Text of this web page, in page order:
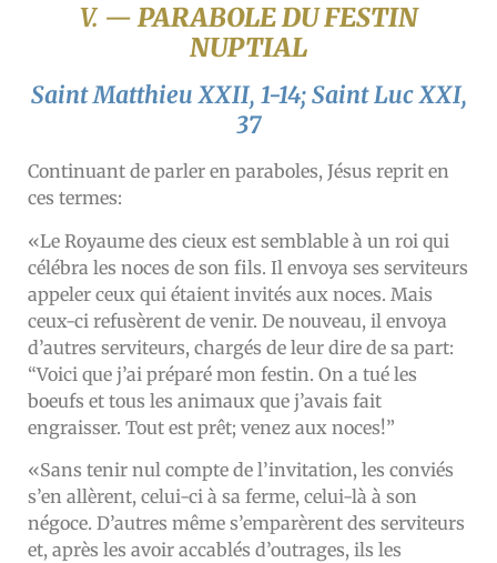
V. —PARABOLE DU FESTIN
NUPTIAL
Saint Matthieu XXII, 1-14; Saint Luc XXI,
37
Continuant de parler en paraboles, Jésus reprit en
ces termes:
«Le Royaume des cieux est semblable à un roi qui
célébra les noces de son fils. Il envoya ses serviteurs
appeler ceux qui étaient invités aux noces. Mais
ceux-ci refusèrent de venir. De nouveau, il envoya
d’autres serviteurs, chargés de leur dire de sa part:
“Voici que j’ai préparé mon festin. On a tué les
boeufs et tous les animaux que j’avais fait
engraisser. Tout est prêt; venez aux noces!”
«Sans tenir nul compte de l’invitation, les conviés
s’en allèrent, celui-ci à sa ferme, celui-là à son
négoce. D’autres même s’emparèrent des serviteurs
et, après les avoir accablés d’outrages, ils les